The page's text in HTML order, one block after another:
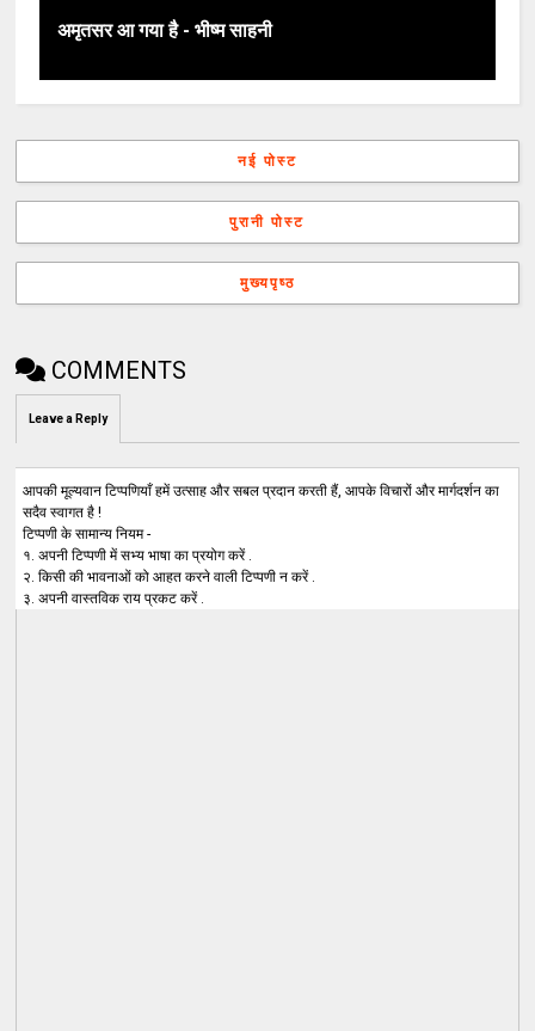
अमृतसर आ गया है - भीष्म साहनी
नई पोस्ट
पुरानी पोस्ट
मुख्यपृष्ठ
COMMENTS
Leave a Reply
आपकी मूल्यवान टिप्पणियाँ हमें उत्साह और सबल प्रदान करती हैं, आपके विचारों और मार्गदर्शन का
सदैव स्वागत है !
टिप्पणी के सामान्य नियम -
१. अपनी टिप्पणी में सभ्य भाषा का प्रयोग करें .
२. किसी की भावनाओं को आहत करने वाली टिप्पणी न करें .
३. अपनी वास्तविक राय प्रकट करें .